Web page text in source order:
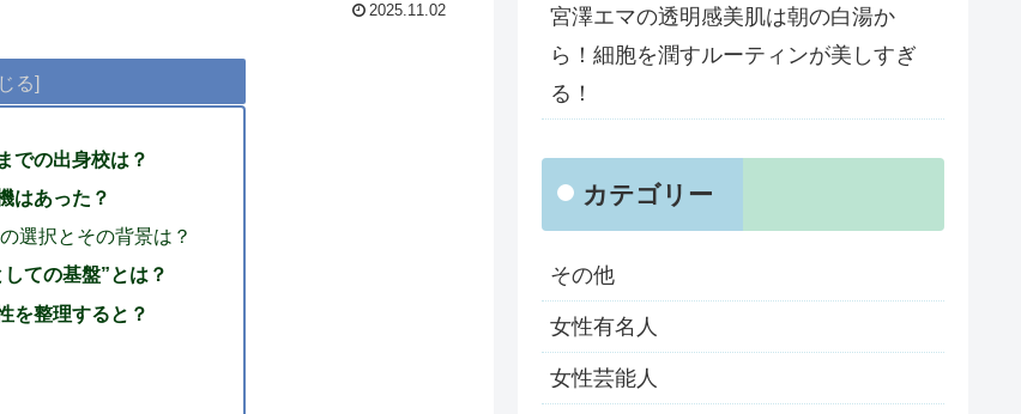
2025.11.02
での出身校は？
はあった？
選択とその背景は？
ての基盤”とは？
を整理すると？
宮澤エマの透明感美肌は朝の白湯か
ら！細胞を潤すルーティンが美しすぎ
る！
カテゴリー
その他
女性有名人
女性芸能人